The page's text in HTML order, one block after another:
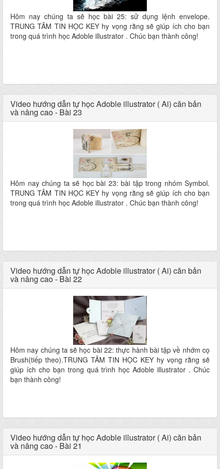
Hôm nay chúng ta sẽ học bài 25: sử dụng lệnh envelope.
TRUNG TÂM TIN HỌC KEY hy vọng rằng sẽ giúp ích cho bạn
trong quá trình học Adoble illustrator . Chúc bạn thành công!
Video hướng dẫn tự học Adoble illustrator ( Ai) căn bản
và nâng cao - Bài 23
Hôm nay chúng ta sẽ học bài 23: bài tập trong nhóm Symbol.
TRUNG TÂM TIN HỌC KEY hy vọng rằng sẽ giúp ích cho bạn
trong quá trình học Adoble illustrator . Chúc bạn thành công!
Video hướng dẫn tự học Adoble illustrator ( Ai) căn bản
và nâng cao - Bài 22
Hôm nay chúng ta sẽ học bài 22: thực hành bài tập về nhớm cọ
Brush(tiếp theo).TRUNG TÂM TIN HỌC KEY hy vọng rằng sẽ
giúp ích cho bạn trong quá trình học Adoble illustrator . Chúc
bạn thành công!
Video hướng dẫn tự học Adoble illustrator ( Ai) căn bản
và nâng cao - Bài 21